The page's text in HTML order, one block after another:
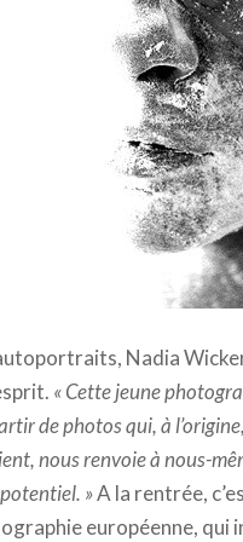
Nadia
« Cette jeune
de photos qui, à
nous renvoie à nous-
»A la rentrée,
européenne,